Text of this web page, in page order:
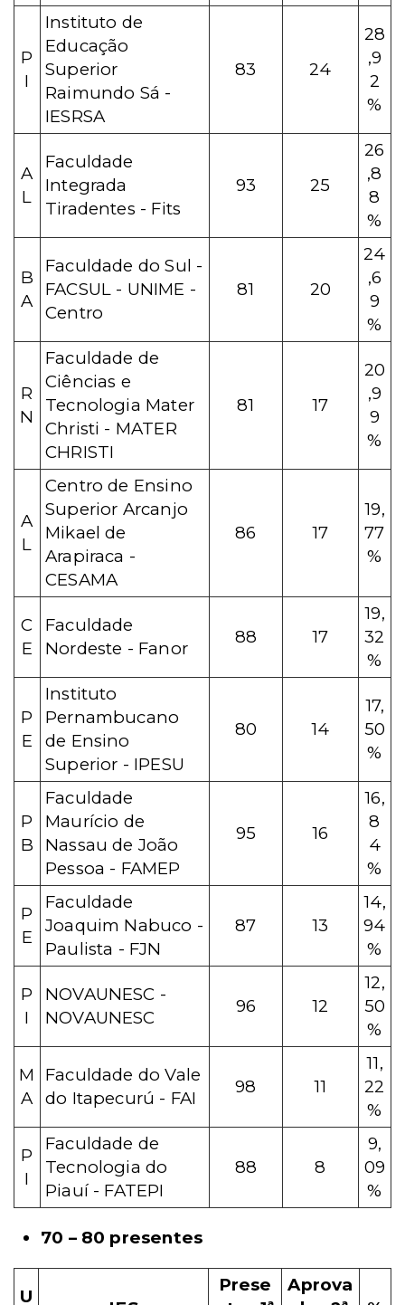
P
I
Instituto de
Educação
Superior
Raimundo Sá -
IESRSA
83 24
28
,9
2
%
A
L
Faculdade
Integrada
Tiradentes - Fits
93 25
26
,8
8
%
B
A
Faculdade do Sul -
FACSUL - UNIME -
Centro
81 20
24
,6
9
%
R
N
Faculdade de
Ciências e
Tecnologia Mater
Christi - MATER
CHRISTI
81 17
20
,9
9
%
A
L
Centro de Ensino
Superior Arcanjo
Mikael de
Arapiraca -
CESAMA
86 17
19,
77
%
C
E
Faculdade
Nordeste - Fanor
88 17
19,
32
%
P
E
Instituto
Pernambucano
de Ensino
Superior - IPESU
80 14
17,
50
%
P
B
Faculdade
Maurício de
Nassau de João
Pessoa - FAMEP
95 16
16,
8
4
%
P
E
Faculdade
Joaquim Nabuco -
Paulista - FJN
87 13
14,
94
%
P
I
NOVAUNESC -
NOVAUNESC
96 12
12,
50
%
M
A
Faculdade do Vale
do Itapecurú - FAI
98 11
11,
22
%
P
I
Faculdade de
Tecnologia do
Piauí - FATEPI
88 8
9,
09
%
70 – 80 presentes
U
Prese
Aprova